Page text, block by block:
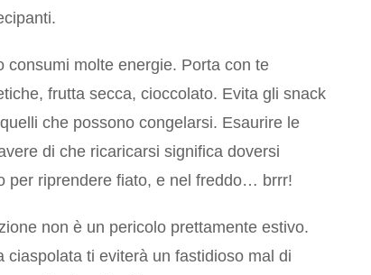
consumi molte energie. Porta con te
frutta secca, cioccolato. Evita gli snack
che possono congelarsi. Esaurire le
di che ricaricarsi significa doversi
per riprendere fiato, e nel freddo… brrr!
non è un pericolo prettamente estivo.
ciaspolata ti eviterà un fastidioso mal di